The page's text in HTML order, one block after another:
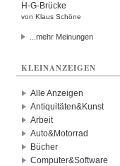
H-G-Brücke
von Klaus Schöne
...mehr Meinungen
KLEINANZEIGEN
Alle Anzeigen
Antiquitäten&Kunst
Arbeit
Auto&Motorrad
Bücher
Computer&Software